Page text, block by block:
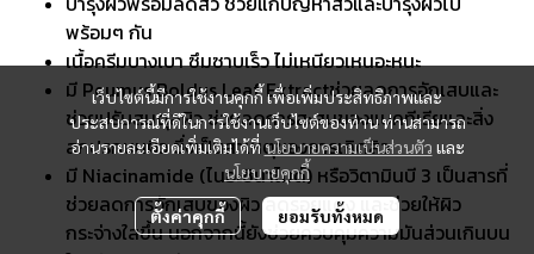
พร้อมๆ กัน
เนื้อครีมบางเบา ซึมซาบเร็ว ไม่เหนียวเหนอะหนะ
มี Peumus Boldus Leaf Extractช่วยลดการอักเสบและ
ช่วยปรับสมดุลผิว ช่วยลดการสะสมของแบคทีเรียและสิ่ง
สกปรกบนผิว ซึ่งเป็นสาเหตุของการเกิดสิว
มี Niacinamide (ไนอะซินาไมด์) หรือวิตามินบี 3 เป็นสารที่
ช่วยลดการอักเสบของผิว ลดรอยแดง และช่วยให้ผิว
กระจ่างใสขึ้น นอกจากนี้ยังช่วยควบคุมความมันส่วนเกินบน
เว็บไซต์นี้มีการใช้งานคุกกี้ เพื่อเพิ่มประสิทธิภาพและ
ประสบการณ์ที่ดีในการใช้งานเว็บไซต์ของท่าน ท่านสามารถ
อ่านรายละเอียดเพิ่มเติมได้ที่นโยบายความเป็นส่วนตัว และ
นโยบายคุกกี้
ตั้งค่าคุกกี้ ยอมรับทั้งหมด